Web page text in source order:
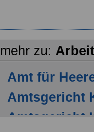
mehr zu:
Amt für
Amtsgericht
Amtsgericht